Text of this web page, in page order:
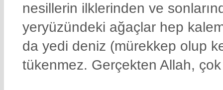
nesillerin ilklerinden ve
yeryüzündeki ağaçlar hep
da yedi deniz (mürekkep olup
tükenmez. Gerçekten Allah,